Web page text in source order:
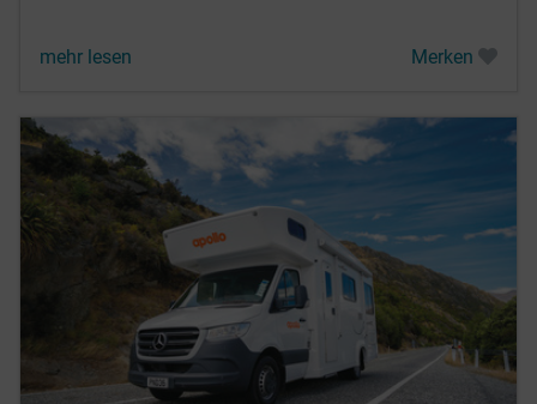
mehr lesen Merken